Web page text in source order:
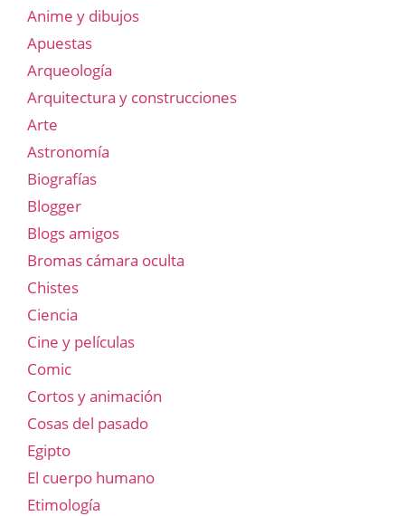
Anime y dibujos
Apuestas
Arqueología
Arquitectura y construcciones
Arte
Astronomía
Biografías
Blogger
Blogs amigos
Bromas cámara oculta
Chistes
Ciencia
Cine y películas
Comic
Cortos y animación
Cosas del pasado
Egipto
El cuerpo humano
Etimología